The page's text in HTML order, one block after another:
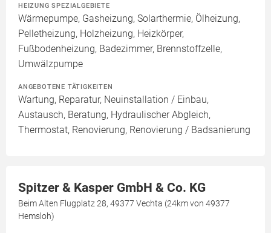
HEIZUNG SPEZIALGEBIETE
Wärmepumpe, Gasheizung, Solarthermie, Ölheizung,
Pelletheizung, Holzheizung, Heizkörper,
Fußbodenheizung, Badezimmer, Brennstoffzelle,
Umwälzpumpe
ANGEBOTENE TÄTIGKEITEN
Wartung, Reparatur, Neuinstallation / Einbau,
Austausch, Beratung, Hydraulischer Abgleich,
Thermostat, Renovierung, Renovierung / Badsanierung
Spitzer & Kasper GmbH & Co. KG
Beim Alten Flugplatz 28, 49377 Vechta (24km von 49377
Hemsloh)